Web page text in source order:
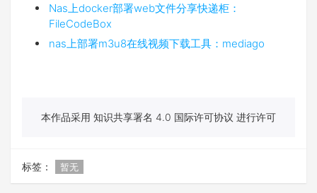
Nas上docker部署web文件分享快递柜：
FileCodeBox
nas上部署m3u8在线视频下载工具：mediago
本作品采用 知识共享署名 4.0 国际许可协议 进行许可
标签： 暂无